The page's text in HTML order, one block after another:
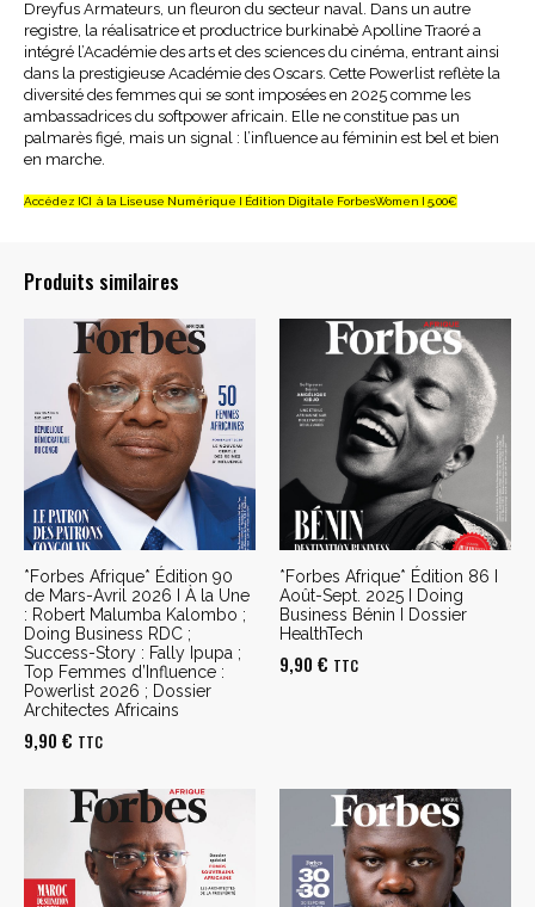
Dreyfus Armateurs, un fleuron du secteur naval. Dans un autre
registre, la réalisatrice et productrice burkinabè Apolline Traoré a
intégré l’Académie des arts et des sciences du cinéma, entrant ainsi
dans la prestigieuse Académie des Oscars. Cette Powerlist reflète la
diversité des femmes qui se sont imposées en 2025 comme les
ambassadrices du softpower africain. Elle ne constitue pas un
palmarès figé, mais un signal : l’influence au féminin est bel et bien
en marche.
Accédez ICI à la Liseuse Numérique I Édition Digitale ForbesWomen I 5,00€
Produits similaires
*Forbes Afrique* Édition 90
de Mars-Avril 2026 I À la Une
: Robert Malumba Kalombo ;
Doing Business RDC ;
Success-Story : Fally Ipupa ;
Top Femmes d’Influence :
Powerlist 2026 ; Dossier
Architectes Africains
9,90 € TTC
*Forbes Afrique* Édition 86 I
Août-Sept. 2025 I Doing
Business Bénin I Dossier
HealthTech
9,90 € TTC